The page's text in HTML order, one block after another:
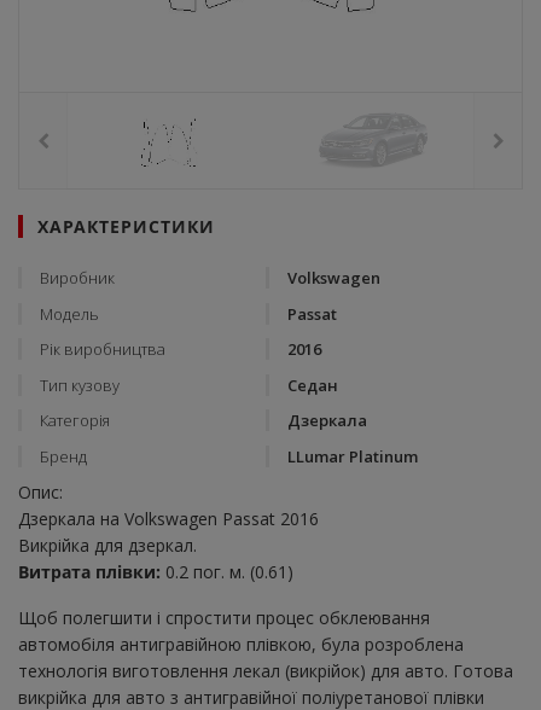
ХАРАКТЕРИСТИКИ
Виробник
Volkswagen
Модель
Passat
Рік виробництва
2016
Тип кузову
Седан
Категорія
Дзеркала
Бренд
LLumar Platinum
Опис:
Дзеркала на Volkswagen Passat 2016
Викрійка для дзеркал.
Витрата плівки: 0.2 пог. м. (0.61)
Щоб полегшити і спростити процес обклеювання
автомобіля антигравійною плівкою, була розроблена
технологія виготовлення лекал (викрійок) для авто. Готова
викрійка для авто з антигравійної поліуретанової плівки